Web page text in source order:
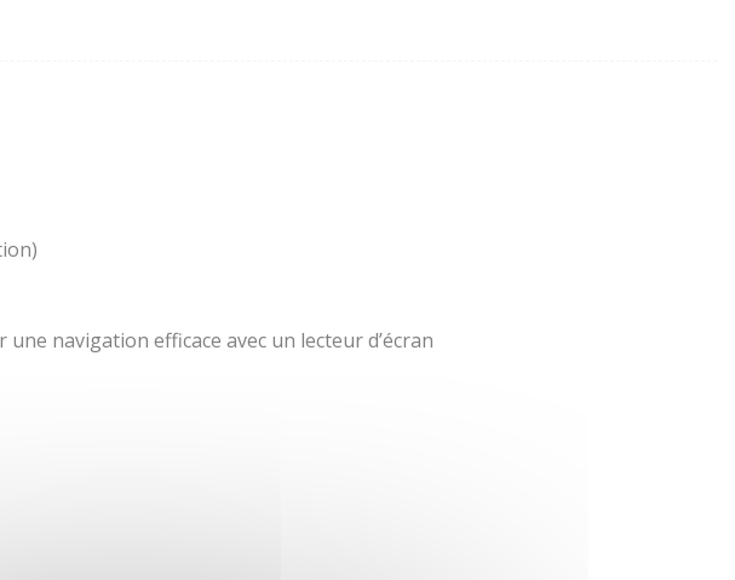
navigation efficace avec un lecteur d’écran